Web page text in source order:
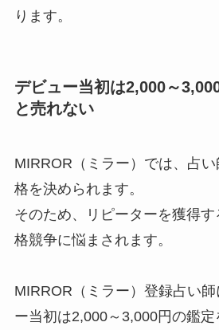
ります。
デビュー当初は2,000～
と売れない
MIRROR（ミラー）では、占
格を決められます。
そのため、リピーターを獲得
格競争に悩まされます。
MIRROR（ミラー）登録占い
ー当初は2,000～3,000円の鑑